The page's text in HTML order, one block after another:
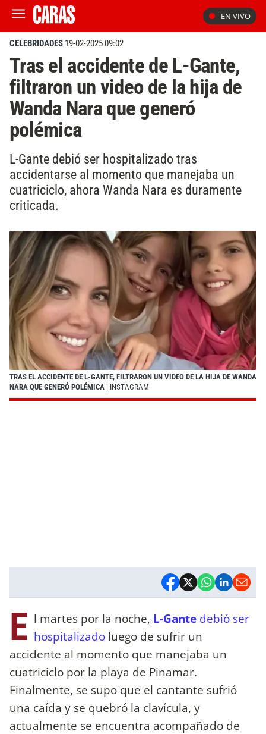
EN VIVO
CELEBRIDADES 19-02-2025 09:02
Tras el accidente de L-Gante,
filtraron un video de la hija de
Wanda Nara que generó
polémica
L-Gante debió ser hospitalizado tras
accidentarse al momento que manejaba un
cuatriciclo, ahora Wanda Nara es duramente
criticada.
TRAS EL ACCIDENTE DE L-GANTE, FILTRARON UN VIDEO DE LA HIJA DE WANDA
NARA QUE GENERÓ POLÉMICA | INSTAGRAM
E l martes por la noche, L-Gante debió ser
hospitalizado luego de sufrir un
accidente al momento que manejaba un
cuatriciclo por la playa de Pinamar.
Finalmente, se supo que el cantante sufrió
una caída y se quebró la clavícula, y
actualmente se encuentra acompañado de